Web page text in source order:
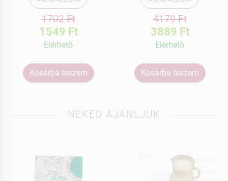
1702 Ft
1549 Ft
Elérhetõ
Kosárba teszem
4179 Ft
3889 Ft
Elérhetõ
Kosárba teszem
NEKED AJÁNLJUK